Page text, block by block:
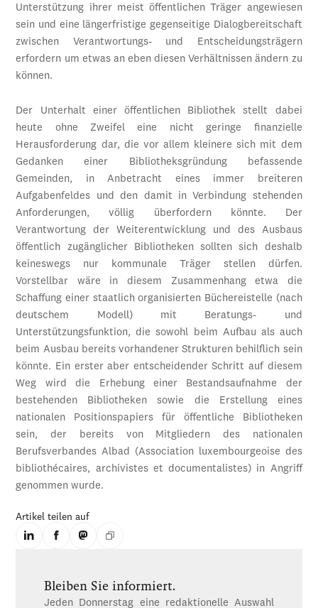
Unterstützung ihrer meist öffentlichen Träger angewiesen
sein und eine längerfristige gegenseitige Dialogbereitschaft
zwischen Verantwortungs- und Entscheidungsträgern
erfordern um etwas an eben diesen Verhältnissen ändern zu
können.
Der Unterhalt einer öffentlichen Bibliothek stellt dabei
heute ohne Zweifel eine nicht geringe finanzielle
Herausforderung dar, die vor allem kleinere sich mit dem
Gedanken einer Bibliotheksgründung befassende
Gemeinden, in Anbetracht eines immer breiteren
Aufgabenfeldes und den damit in Verbindung stehenden
Anforderungen, völlig überfordern könnte. Der
Verantwortung der Weiterentwicklung und des Ausbaus
öffentlich zugänglicher Bibliotheken sollten sich deshalb
keineswegs nur kommunale Träger stellen dürfen.
Vorstellbar wäre in diesem Zusammenhang etwa die
Schaffung einer staatlich organisierten Büchereistelle (nach
deutschem Modell) mit Beratungs- und
Unterstützungsfunktion, die sowohl beim Aufbau als auch
beim Ausbau bereits vorhandener Strukturen behilflich sein
könnte. Ein erster aber entscheidender Schritt auf diesem
Weg wird die Erhebung einer Bestandsaufnahme der
bestehenden Bibliotheken sowie die Erstellung eines
nationalen Positionspapiers für öffentliche Bibliotheken
sein, der bereits von Mitgliedern des nationalen
Berufsverbandes Albad (Association luxembourgeoise des
bibliothécaires, archivistes et documentalistes) in Angriff
genommen wurde.
Artikel teilen auf
Bleiben Sie informiert.
Jeden Donnerstag eine redaktionelle Auswahl